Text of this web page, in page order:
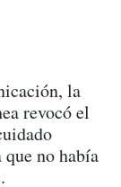
la
revocó el
no había